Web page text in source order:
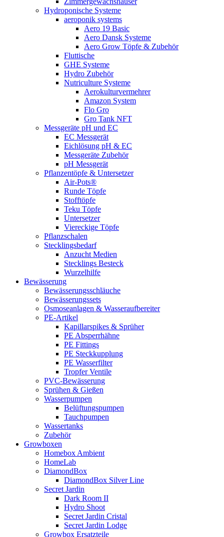
Hydroponische Systeme
aeroponik systems
Aero 19 Basic
Aero Dansk Systeme
Aero Grow Töpfe & Zubehör
Fluttische
GHE Systeme
Hydro Zubehör
Nutriculture Systeme
Aerokulturvermehrer
Amazon System
Flo Gro
Gro Tank NFT
Messgeräte pH und EC
EC Messgerät
Eichlösung pH & EC
Messgeräte Zubehör
pH Messgerät
Pflanzentöpfe & Untersetzer
Air-Pots®
Runde Töpfe
Stofftöpfe
Teku Töpfe
Untersetzer
Viereckige Töpfe
Pflanzschalen
Stecklingsbedarf
Anzucht Medien
Stecklings Besteck
Wurzelhilfe
Bewässerung
Bewässerungsschläuche
Bewässerungssets
Osmoseanlagen & Wasseraufbereiter
PE-Artikel
Kapillarspikes & Sprüher
PE Absperrhähne
PE Fittings
PE Steckkupplung
PE Wasserfilter
Tropfer Ventile
PVC-Bewässerung
Sprühen & Gießen
Wasserpumpen
Belüftungspumpen
Tauchpumpen
Wassertanks
Zubehör
Growboxen
Homebox Ambient
HomeLab
DiamondBox
DiamondBox Silver Line
Secret Jardin
Dark Room II
Hydro Shoot
Secret Jardin Cristal
Secret Jardin Lodge
Growbox Ersatzteile